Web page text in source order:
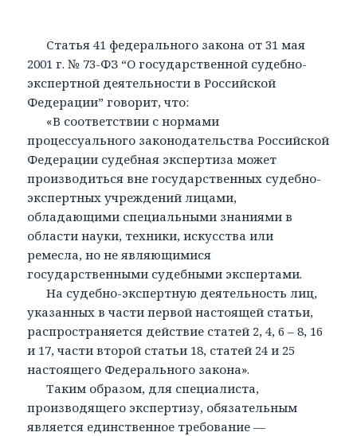
Статья 41 федерального закона от 31 мая
2001 г. № 73-ФЗ “О государственной судебно-
экспертной деятельности в Российской
Федерации” говорит, что:
«В соответствии с нормами
процессуального законодательства Российской
Федерации судебная экспертиза может
производиться вне государственных судебно-
экспертных учреждений лицами,
обладающими специальными знаниями в
области науки, техники, искусства или
ремесла, но не являющимися
государственными судебными экспертами.
На судебно-экспертную деятельность лиц,
указанных в части первой настоящей статьи,
распространяется действие статей 2, 4, 6 – 8, 16
и 17, части второй статьи 18, статей 24 и 25
настоящего Федерального закона».
Таким образом, для специалиста,
производящего экспертизу, обязательным
является единственное требование —